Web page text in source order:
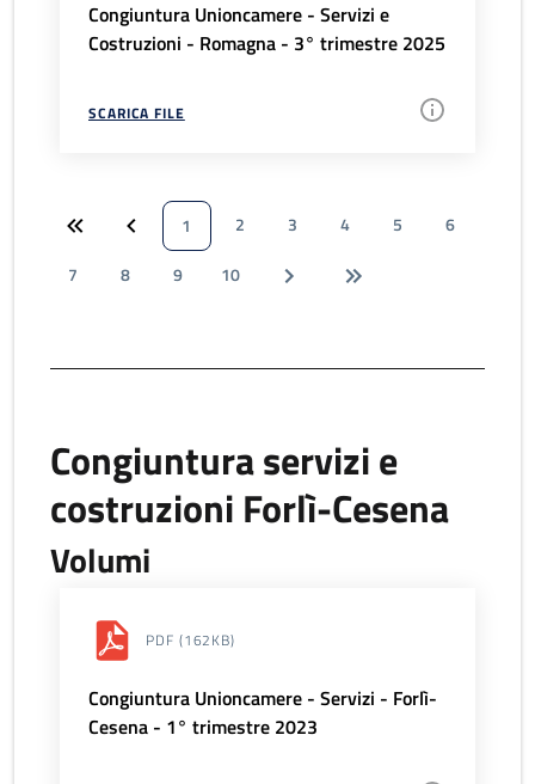
Congiuntura Unioncamere - Servizi e
Costruzioni - Romagna - 3° trimestre 2025
SCARICA FILE
1 2 3 4 5
6
7
8 9 10
Congiuntura servizi e
costruzioni Forlì-Cesena
Volumi
PDF (162KB)
Congiuntura Unioncamere - Servizi - Forlì-
Cesena - 1° trimestre 2023